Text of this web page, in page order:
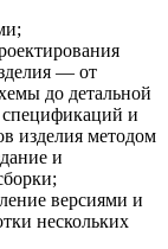
— от
до детальной
спецификаций и
изделия методом
и
версиями и
нескольких